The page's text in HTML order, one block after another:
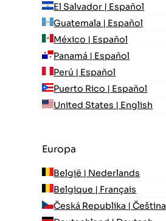
El Salvador | Español
Guatemala | Español
México | Español
Panamá | Español
Perú | Español
Puerto Rico | Español
United States | English
Europa
België | Nederlands
Belgique | Français
Česká Republika | Čeština